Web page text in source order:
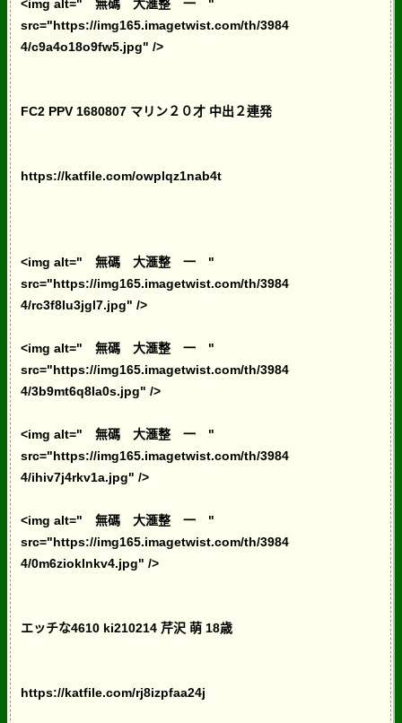
<img alt=" 無碼 大滙整 一 "
src="https://img165.imagetwist.com/th/3984
4/c9a4o18o9fw5.jpg" />
FC2 PPV 1680807 マリン２０才 中出２連発
https://katfile.com/owplqz1nab4t
<img alt=" 無碼 大滙整 一 "
src="https://img165.imagetwist.com/th/3984
4/rc3f8lu3jgl7.jpg" />
<img alt=" 無碼 大滙整 一 "
src="https://img165.imagetwist.com/th/3984
4/3b9mt6q8la0s.jpg" />
<img alt=" 無碼 大滙整 一 "
src="https://img165.imagetwist.com/th/3984
4/ihiv7j4rkv1a.jpg" />
<img alt=" 無碼 大滙整 一 "
src="https://img165.imagetwist.com/th/3984
4/0m6zioklnkv4.jpg" />
エッチな4610 ki210214 芹沢 萌 18歳
https://katfile.com/rj8izpfaa24j